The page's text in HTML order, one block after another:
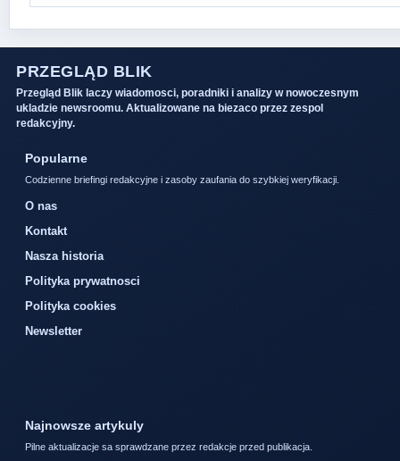
PRZEGLĄD BLIK
Przegląd Blik laczy wiadomosci, poradniki i analizy w nowoczesnym
ukladzie newsroomu. Aktualizowane na biezaco przez zespol
redakcyjny.
Popularne
Codzienne briefingi redakcyjne i zasoby zaufania do szybkiej weryfikacji.
O nas
Kontakt
Nasza historia
Polityka prywatnosci
Polityka cookies
Newsletter
Najnowsze artykuly
Pilne aktualizacje sa sprawdzane przez redakcje przed publikacja.